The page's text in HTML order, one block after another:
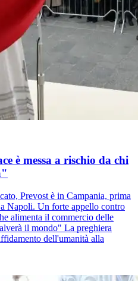
è messa a rischio da chi
Prevost è in Campania, prima
Napoli. Un forte appello contro
alimenta il commercio delle
il mondo" La preghiera
dell'umanità alla